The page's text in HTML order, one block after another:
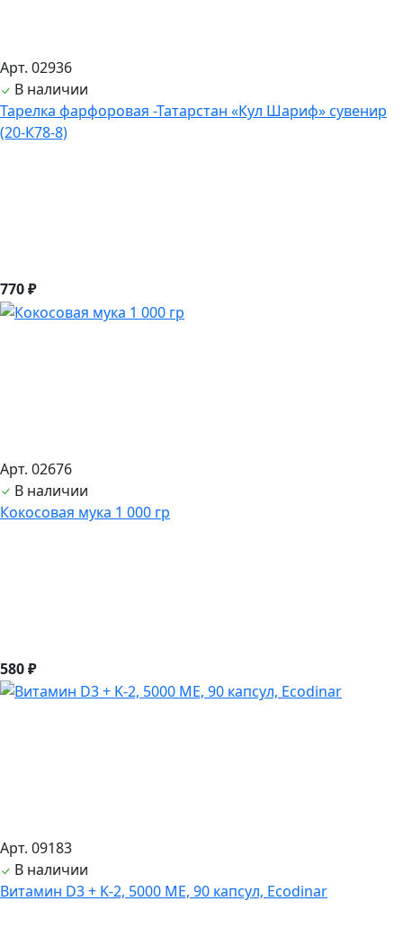
Арт. 02936
В наличии
Тарелка фарфоровая -Татарстан «Кул Шариф» сувенир
(20-К78-8)
770 ₽
Арт. 02676
В наличии
Кокосовая мука 1 000 гр
580 ₽
Арт. 09183
В наличии
Витамин D3 + K-2, 5000 ME, 90 капсул, Ecodinar